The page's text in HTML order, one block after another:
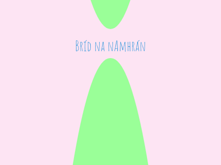
Bríd na nAmhrán